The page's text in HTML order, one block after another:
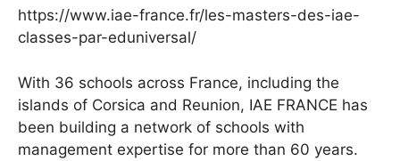
https://www.iae-france.fr/les-masters-des-iae-
classes-par-eduniversal/
With 36 schools across France, including the
islands of Corsica and Reunion, IAE FRANCE has
been building a network of schools with
management expertise for more than 60 years.